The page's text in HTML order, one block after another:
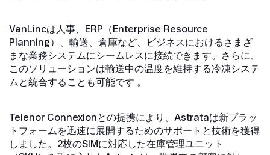
VanLincは人事、ERP（Enterprise Resource
Planning）、輸送、倉庫など、ビジネスにおけるさまざ
まな業務システムにシームレスに接続できます。さらに、
このソリューションは輸送中の温度を維持する冷凍システ
ムと統合することも可能です 。
Telenor Connexionとの提携により、Astrataは新プラッ
トフォームを迅速に展開するためのサポートと技術を獲得
しました。2枚のSIMに対応した在庫管理ユニット